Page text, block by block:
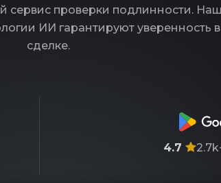
сервис проверки подлинности.
ИИ гарантируют уверенность
сделке.
4.7